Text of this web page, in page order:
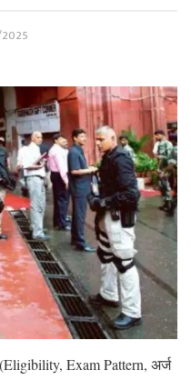
Exam Pattern, अर्ज